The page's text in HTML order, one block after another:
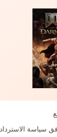
سياسة الاسترداد